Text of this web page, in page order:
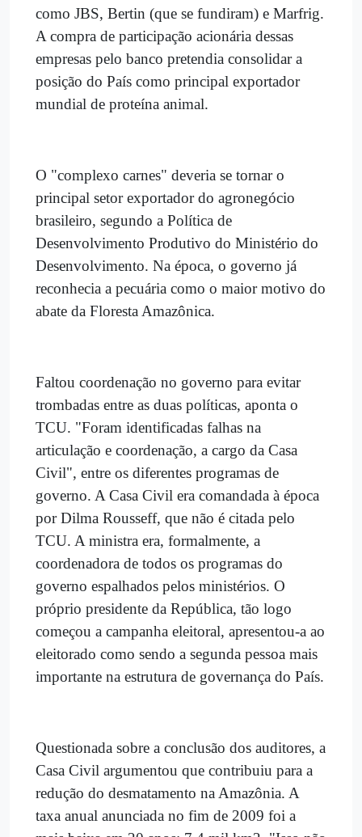
como JBS, Bertin (que se fundiram) e Marfrig.
A compra de participação acionária dessas
empresas pelo banco pretendia consolidar a
posição do País como principal exportador
mundial de proteína animal.
O "complexo carnes" deveria se tornar o
principal setor exportador do agronegócio
brasileiro, segundo a Política de
Desenvolvimento Produtivo do Ministério do
Desenvolvimento. Na época, o governo já
reconhecia a pecuária como o maior motivo do
abate da Floresta Amazônica.
Faltou coordenação no governo para evitar
trombadas entre as duas políticas, aponta o
TCU. "Foram identificadas falhas na
articulação e coordenação, a cargo da Casa
Civil", entre os diferentes programas de
governo. A Casa Civil era comandada à época
por Dilma Rousseff, que não é citada pelo
TCU. A ministra era, formalmente, a
coordenadora de todos os programas do
governo espalhados pelos ministérios. O
próprio presidente da República, tão logo
começou a campanha eleitoral, apresentou-a ao
eleitorado como sendo a segunda pessoa mais
importante na estrutura de governança do País.
Questionada sobre a conclusão dos auditores, a
Casa Civil argumentou que contribuiu para a
redução do desmatamento na Amazônia. A
taxa anual anunciada no fim de 2009 foi a